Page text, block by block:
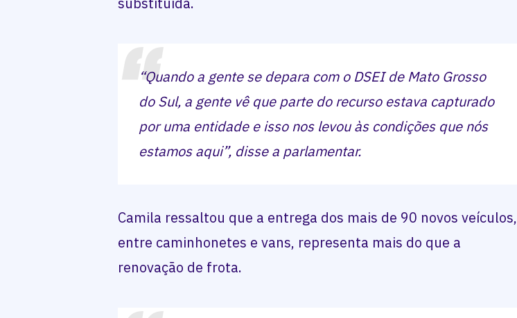
“Quando a gente se depara com o DSEI de Mato Grosso
do Sul, a gente vê que parte do recurso estava capturado
por uma entidade e isso nos levou às condições que nós
estamos aqui”, disse a parlamentar.
Camila ressaltou que a entrega dos mais de 90 novos veículos,
entre caminhonetes e vans, representa mais do que a
renovação de frota.